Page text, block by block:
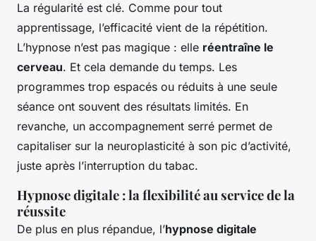
La régularité est clé. Comme pour tout
apprentissage, l’efficacité vient de la répétition.
L’hypnose n’est pas magique : elle réentraîne le
cerveau. Et cela demande du temps. Les
programmes trop espacés ou réduits à une seule
séance ont souvent des résultats limités. En
revanche, un accompagnement serré permet de
capitaliser sur la neuroplasticité à son pic d’activité,
juste après l’interruption du tabac.
Hypnose digitale : la flexibilité au service de la
réussite
De plus en plus répandue, l’hypnose digitale